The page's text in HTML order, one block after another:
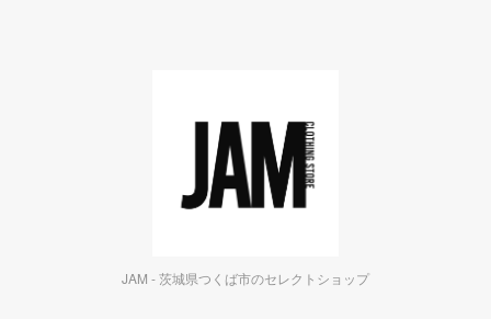
JAM - 茨城県つくば市のセレクトショップ